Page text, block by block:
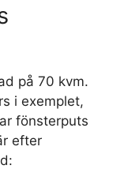
på 70 kvm.
i exemplet,
fönsterputs
efter